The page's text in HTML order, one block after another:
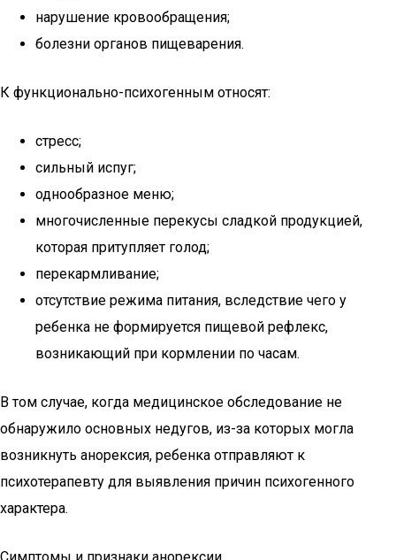
нарушение кровообращения;
болезни органов пищеварения.
К функционально-психогенным относят:
стресс;
сильный испуг;
однообразное меню;
многочисленные перекусы сладкой продукцией,
которая притупляет голод;
перекармливание;
отсутствие режима питания, вследствие чего у
ребенка не формируется пищевой рефлекс,
возникающий при кормлении по часам.
В том случае, когда медицинское обследование не
обнаружило основных недугов, из-за которых могла
возникнуть анорексия, ребенка отправляют к
психотерапевту для выявления причин психогенного
характера.